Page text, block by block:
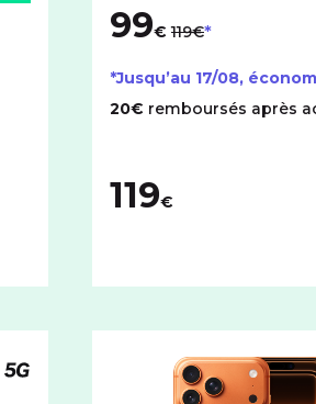
99€ 119€
*Jusqu’au 17/08,
20€ remboursés après
119€
Téléphone compatible 5G